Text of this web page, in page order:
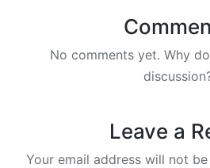
No comments yet. Why
Leave a
Your email address will not